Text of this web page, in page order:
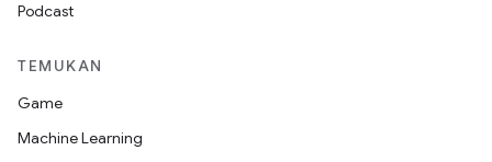
Podcast
TEMUKAN
Game
Machine Learning